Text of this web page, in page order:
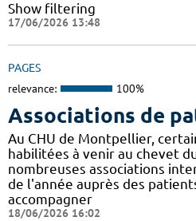
Show filtering
17/06/2026 13:48
PAGES
relevance: 100%
Associations de
Au CHU de Montpellier,
habilitées à venir au chevet
nombreuses associations
de l'année auprès des
accompagner
18/06/2026 16:02